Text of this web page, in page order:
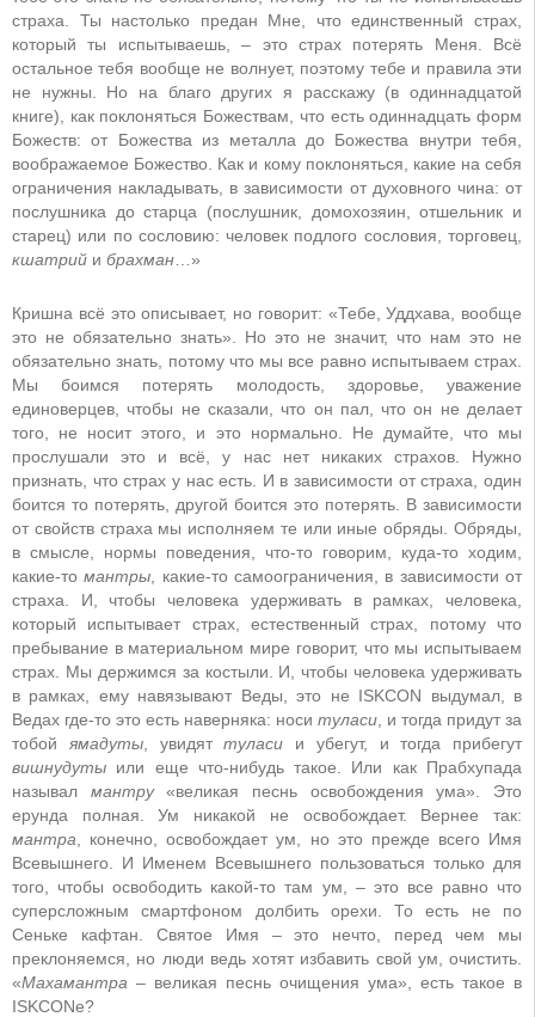
страха. Ты настолько предан Мне, что единственный страх,
который ты испытываешь, – это страх потерять Меня. Всё
остальное тебя вообще не волнует, поэтому тебе и правила эти
не нужны. Но на благо других я расскажу (в одиннадцатой
книге), как поклоняться Божествам, что есть одиннадцать форм
Божеств: от Божества из металла до Божества внутри тебя,
воображаемое Божество. Как и кому поклоняться, какие на себя
ограничения накладывать, в зависимости от духовного чина: от
послушника до старца (послушник, домохозяин, отшельник и
старец) или по сословию: человек подлого сословия, торговец,
кшатрий и брахман …»
Кришна всё это описывает, но говорит: «Тебе, Уддхава, вообще
это не обязательно знать». Но это не значит, что нам это не
обязательно знать, потому что мы все равно испытываем страх.
Мы боимся потерять молодость, здоровье, уважение
единоверцев, чтобы не сказали, что он пал, что он не делает
того, не носит этого, и это нормально. Не думайте, что мы
прослушали это и всё, у нас нет никаких страхов. Нужно
признать, что страх у нас есть. И в зависимости от страха, один
боится то потерять, другой боится это потерять. В зависимости
от свойств страха мы исполняем те или иные обряды. Обряды,
в смысле, нормы поведения, что-то говорим, куда-то ходим,
какие-томантры , какие-то самоограничения, в зависимости от
страха. И, чтобы человека удерживать в рамках, человека,
который испытывает страх, естественный страх, потому что
пребывание в материальном мире говорит, что мы испытываем
страх. Мы держимся за костыли. И, чтобы человека удерживать
в рамках, ему навязывают Веды, это не ISKCON выдумал, в
Ведах где-то это есть наверняка: носи туласи , и тогда придут за
тобой ямадуты, увидяттуласи и убегут, и тогда прибегут
вишнудуты или еще что-нибудь такое. Или как Прабхупада
называл мантру«великая песнь освобождения ума». Это
ерунда полная. Ум никакой не освобождает. Вернее так:
мантра , конечно, освобождает ум, но это прежде всего Имя
Всевышнего. И Именем Всевышнего пользоваться только для
того, чтобы освободить какой-то там ум, – это все равно что
суперсложным смартфоном долбить орехи. То есть не по
Сеньке кафтан. Святое Имя – это нечто, перед чем мы
преклоняемся, но люди ведь хотят избавить свой ум, очистить.
«Махамантра – великая песнь очищения ума», есть такое в
ISKCONе?